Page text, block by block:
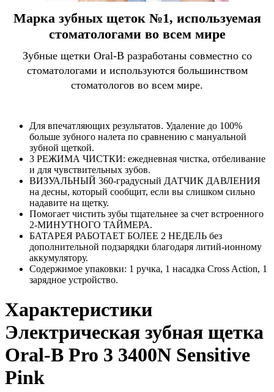
Марка зубных щеток №1, используемая
стоматологами во всем мире
Зубные щетки Oral-B разработаны совместно со
стоматологами и используются большинством
стоматологов во всем мире.
Для впечатляющих результатов. Удаление до 100%
больше зубного налета по сравнению с мануальной
зубной щеткой.
3 РЕЖИМА ЧИСТКИ: ежедневная чистка, отбеливание
и для чувствительных зубов.
ВИЗУАЛЬНЫЙ 360-градусный ДАТЧИК ДАВЛЕНИЯ
на десны, который сообщит, если вы слишком сильно
надавите на щетку.
Помогает чистить зубы тщательнее за счет встроенного
2-МИНУТНОГО ТАЙМЕРА.
БАТАРЕЯ РАБОТАЕТ БОЛЕЕ 2 НЕДЕЛЬ без
дополнительной подзарядки благодаря литий-ионному
аккумулятору.
Содержимое упаковки: 1 ручка, 1 насадка Cross Action, 1
зарядное устройство.
Характеристики
Электрическая зубная щетка
Oral-B Pro 3 3400N Sensitive
Pink